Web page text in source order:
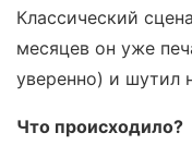
Классический
месяцев он уже
уверенно) и шутил
Что происходило?